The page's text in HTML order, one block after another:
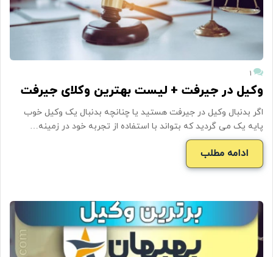
۱
وکیل در جیرفت + لیست بهترین وکلای جیرفت
اگر بدنبال وکیل در جیرفت هستید یا چنانچه بدنبال یک وکیل خوب
پایه یک می گردید که بتواند با استفاده از تجربه خود در زمینه…
ادامه مطلب